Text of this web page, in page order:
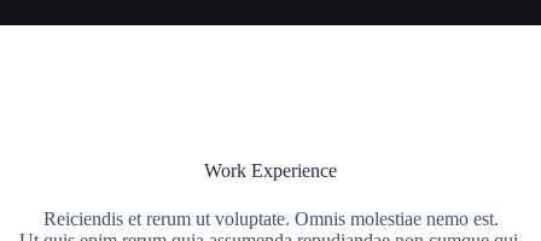
Work Experience
Reiciendis et rerum ut voluptate. Omnis molestiae nemo est.